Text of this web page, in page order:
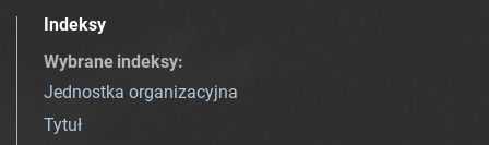
Indeksy
Wybrane indeksy:
Jednostka organizacyjna
Tytuł